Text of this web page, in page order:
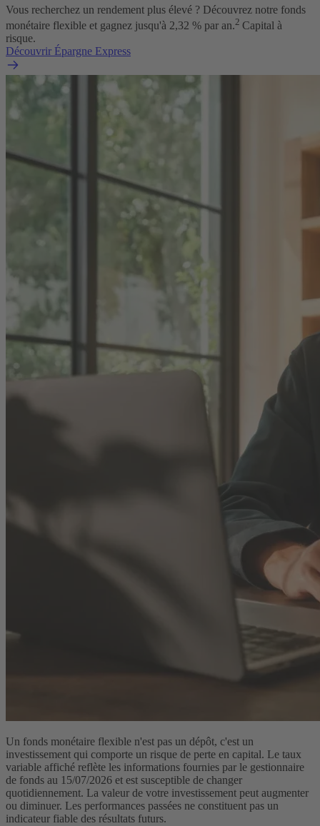
Vous recherchez un rendement plus élevé ? Découvrez notre fonds
monétaire flexible et gagnez jusqu'à 2,32 % par an.2 Capital à
risque.
Découvrir Épargne Express
Un fonds monétaire flexible n'est pas un dépôt, c'est un
investissement qui comporte un risque de perte en capital. Le taux
variable affiché reflète les informations fournies par le gestionnaire
de fonds au 15/07/2026 et est susceptible de changer
quotidiennement. La valeur de votre investissement peut augmenter
ou diminuer. Les performances passées ne constituent pas un
indicateur fiable des résultats futurs.